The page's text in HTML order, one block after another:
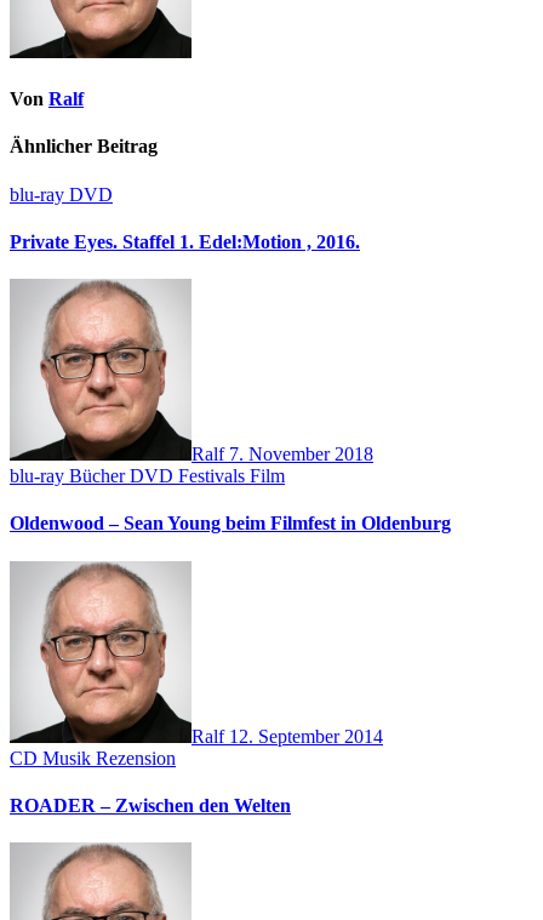
Von Ralf
Ähnlicher Beitrag
blu-ray DVD
Private Eyes. Staffel 1. Edel:Motion , 2016.
Ralf 7. November 2018
blu-ray BücherDVD Festivals Film
Oldenwood – Sean Young beim Filmfest in Oldenburg
Ralf 12. September 2014
CD Musik Rezension
ROADER – Zwischen den Welten